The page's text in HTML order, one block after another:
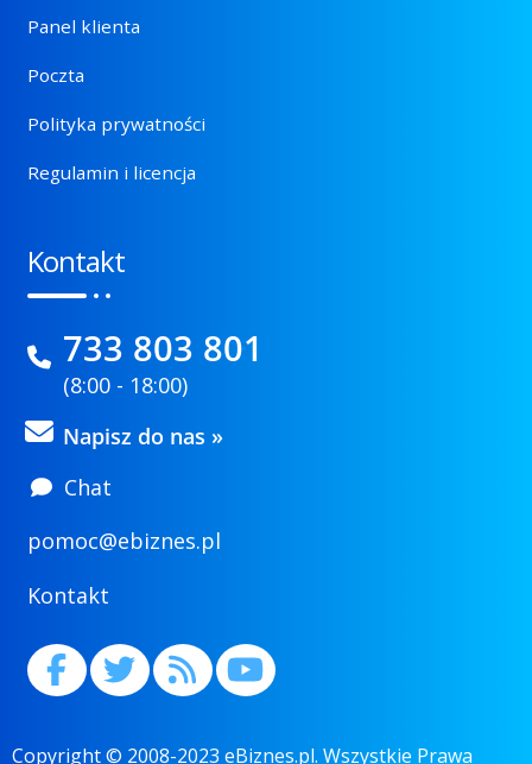
Panel klienta
Poczta
Polityka prywatności
Regulamin i licencja
Kontakt
733 803 801
(8:00 - 18:00)
Napisz do nas »
Chat
pomoc@ebiznes.pl
Kontakt
Copyright © 2008-2023 eBiznes.pl. Wszystkie Prawa